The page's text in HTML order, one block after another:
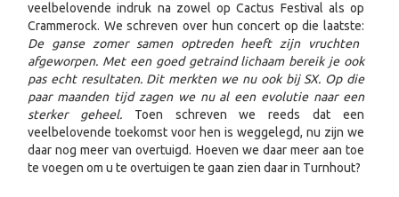
veelbelovende indruk na zowel op Cactus Festival als op
Crammerock. We schreven over hun concert op die laatste:
De ganse zomer samen optreden heeft zijn vruchten
afgeworpen. Met een goed getraind lichaam bereik je ook
pas echt resultaten. Dit merkten we nu ook bij SX. Op die
paar maanden tijd zagen we nu al een evolutie naar een
sterker geheel. Toen schreven we reeds dat een
veelbelovende toekomst voor hen is weggelegd, nu zijn we
daar nog meer van overtuigd. Hoeven we daar meer aan toe
te voegen om u te overtuigen te gaan zien daar in Turnhout?